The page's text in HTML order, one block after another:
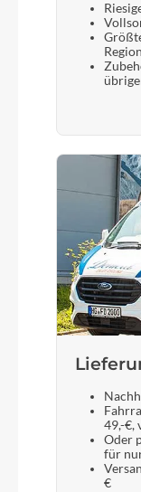
Region
49,-€,
Oder
für
€